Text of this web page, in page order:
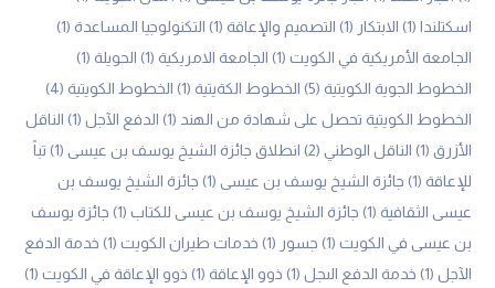
اسكتلندا (1) الابتكار (1) التصميم والإعاقة (1) التكنولوجيا المساعدة (1)
الجامعة الأمريكية في الكويت (1) الجامعة الامريكية (1) الحويلة (1)
الخطوط الجوية الكويتية (5) الخطوط الكةيتية (1) الخطوط الكويتية (4)
الخطوط الكويتية تحصل على شهادة من الهند (1) الدفع الآجل (1)
الناقل
الأزرق (1) الناقل الوطني (2) انطلاق جائزة الشيخ يوسف بن عيسى (1)
تباً
للإعاقة (1) جائزة الشيخ يوسف بن عيسى (1)
جائزة الشيخ يوسف بن
عيسى الثقافية (1) جائزة الشيخ يوسف بن عيسى للكتاب (1)
جائزة يوسف
بن عيسى في الكويت (1) جسور (1) خدمات طيران الكويت (1)
خدمة الدفع
الآجل (1) خدمة الدفع الىجل (1) ذوو الإعاقة (1) ذوو الإعاقة في الكويت (1)